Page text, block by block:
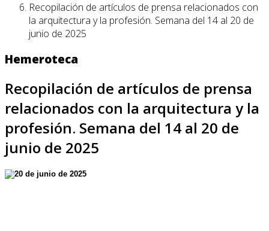
Recopilación de artículos de prensa relacionados con
la arquitectura y la profesión. Semana del 14 al 20 de
junio de 2025
Hemeroteca
Recopilación de artículos de prensa
relacionados con la arquitectura y la
profesión. Semana del 14 al 20 de
junio de 2025